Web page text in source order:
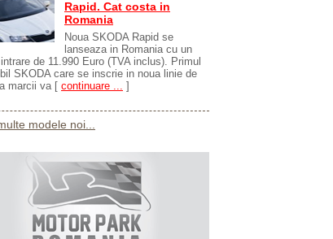
Rapid. Cat costa in
Romania
Noua SKODA Rapid se
lanseaza in Romania cu un
de 11.990 Euro (TVA inclus). Primul
SKODA care se inscrie in noua linie de
marcii va [ continuare ... ]
modele noi...